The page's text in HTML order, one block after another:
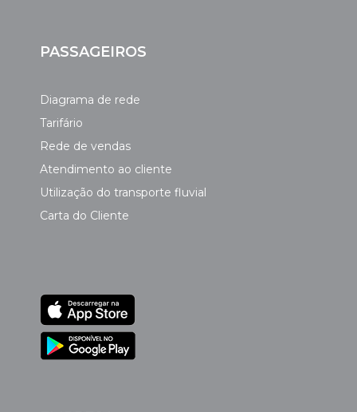
PASSAGEIROS
Diagrama de rede
Tarifário
Rede de vendas
Atendimento ao cliente
Utilização do transporte fluvial
Carta do Cliente